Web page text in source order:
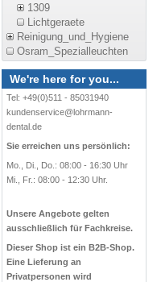
1309
Lichtgeraete
Reinigung_und_Hygiene
Osram_Spezialleuchten
We're here for you...
Tel: +49(0)511 - 85031940
kundenservice@lohrmann-
dental.de
Sie erreichen uns persönlich:
Mo., Di., Do.: 08:00 - 16:30 Uhr
Mi., Fr.: 08:00 - 12:30 Uhr.
Unsere Angebote gelten
ausschließlich für Fachkreise.
Dieser Shop ist ein B2B-Shop.
Eine Lieferung an
Privatpersonen wird